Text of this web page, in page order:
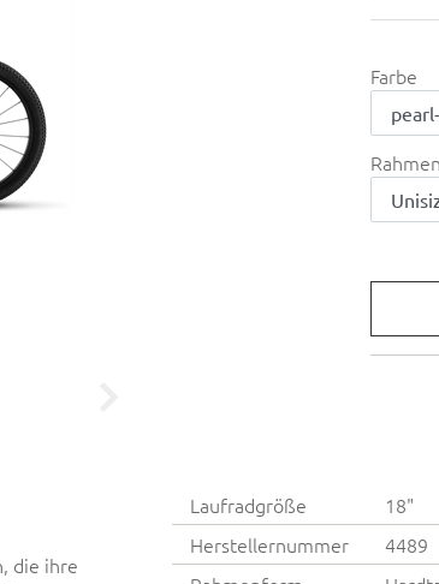
Farbe
die ihre
Laufradgröße
18"
Herstellernummer
4489